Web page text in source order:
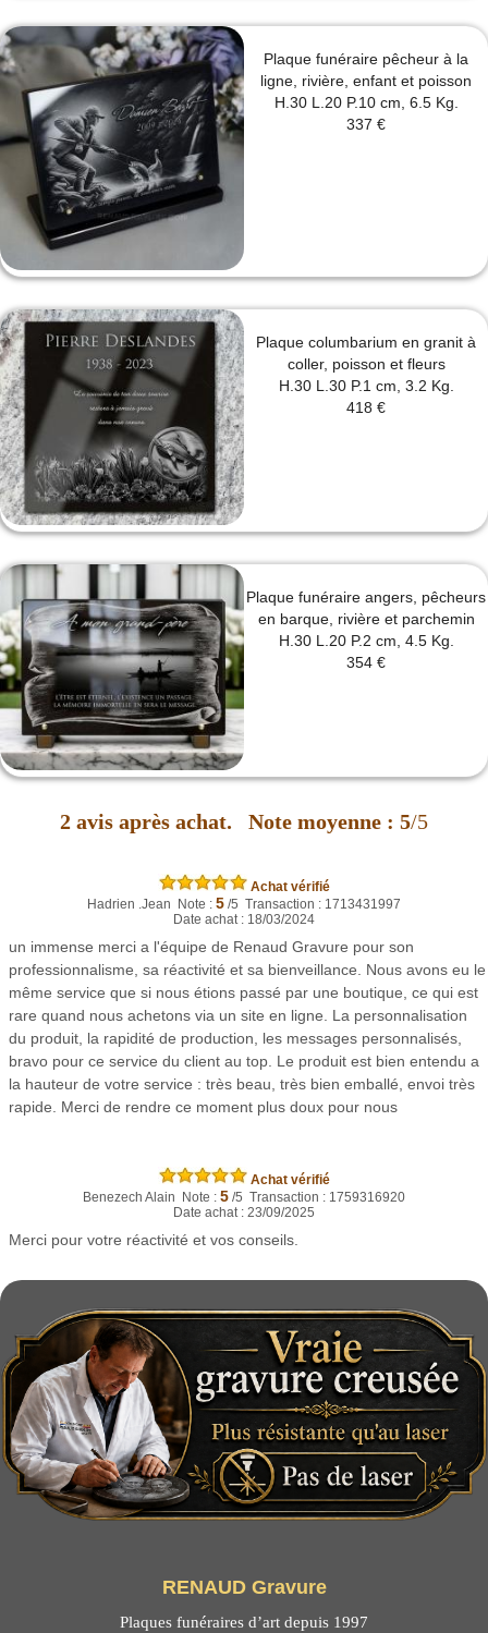
Plaque funéraire pêcheur à la
ligne, rivière, enfant et poisson
H.30 L.20 P.10 cm, 6.5 Kg.
337 €
Plaque columbarium en granit à
coller, poisson et fleurs
H.30 L.30 P.1 cm, 3.2 Kg.
418 €
Plaque funéraire angers, pêcheurs
en barque, rivière et parchemin
H.30 L.20 P.2 cm, 4.5 Kg.
354 €
2 avis après achat. Note moyenne : 5/5
Achat vérifié
Hadrien .Jean Note : 5 /5 Transaction : 1713431997
Date achat : 18/03/2024
un immense merci a l'équipe de Renaud Gravure pour son
professionnalisme, sa réactivité et sa bienveillance. Nous avons eu le
même service que si nous étions passé par une boutique, ce qui est
rare quand nous achetons via un site en ligne. La personnalisation
du produit, la rapidité de production, les messages personnalisés,
bravo pour ce service du client au top. Le produit est bien entendu a
la hauteur de votre service : très beau, très bien emballé, envoi très
rapide. Merci de rendre ce moment plus doux pour nous
Achat vérifié
Benezech Alain Note : 5 /5 Transaction : 1759316920
Date achat : 23/09/2025
Merci pour votre réactivité et vos conseils.
RENAUD Gravure
Plaques funéraires d’art depuis 1997